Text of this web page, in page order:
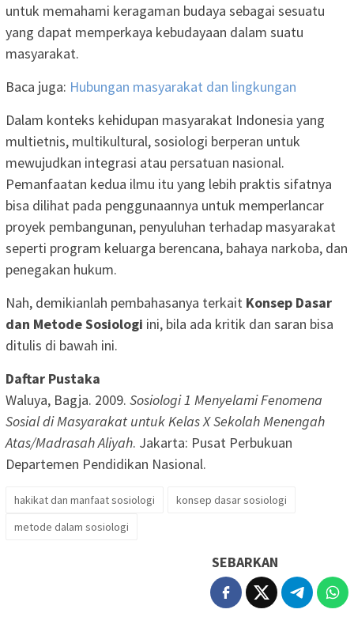
untuk memahami keragaman budaya sebagai sesuatu
yang dapat memperkaya kebudayaan dalam suatu
masyarakat.
Baca juga: Hubungan masyarakat dan lingkungan
Dalam konteks kehidupan masyarakat Indonesia yang
multietnis, multikultural, sosiologi berperan untuk
mewujudkan integrasi atau persatuan nasional.
Pemanfaatan kedua ilmu itu yang lebih praktis sifatnya
bisa dilihat pada penggunaannya untuk memperlancar
proyek pembangunan, penyuluhan terhadap masyarakat
seperti program keluarga berencana, bahaya narkoba, dan
penegakan hukum.
Nah, demikianlah pembahasanya terkait Konsep Dasar
dan Metode Sosiologi ini, bila ada kritik dan saran bisa
ditulis di bawah ini.
Daftar Pustaka
Waluya, Bagja. 2009. Sosiologi 1 Menyelami Fenomena
Sosial di Masyarakat untuk Kelas X Sekolah Menengah
Atas/Madrasah Aliyah. Jakarta: Pusat Perbukuan
Departemen Pendidikan Nasional.
hakikat dan manfaat sosiologi
konsep dasar sosiologi
metode dalam sosiologi
SEBARKAN